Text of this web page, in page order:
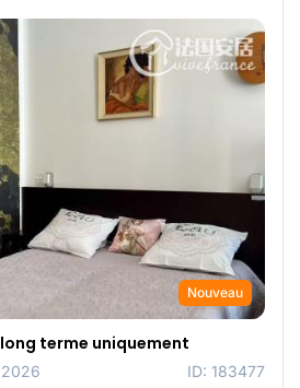
Nouveau
long terme uniquement
ID: 183477